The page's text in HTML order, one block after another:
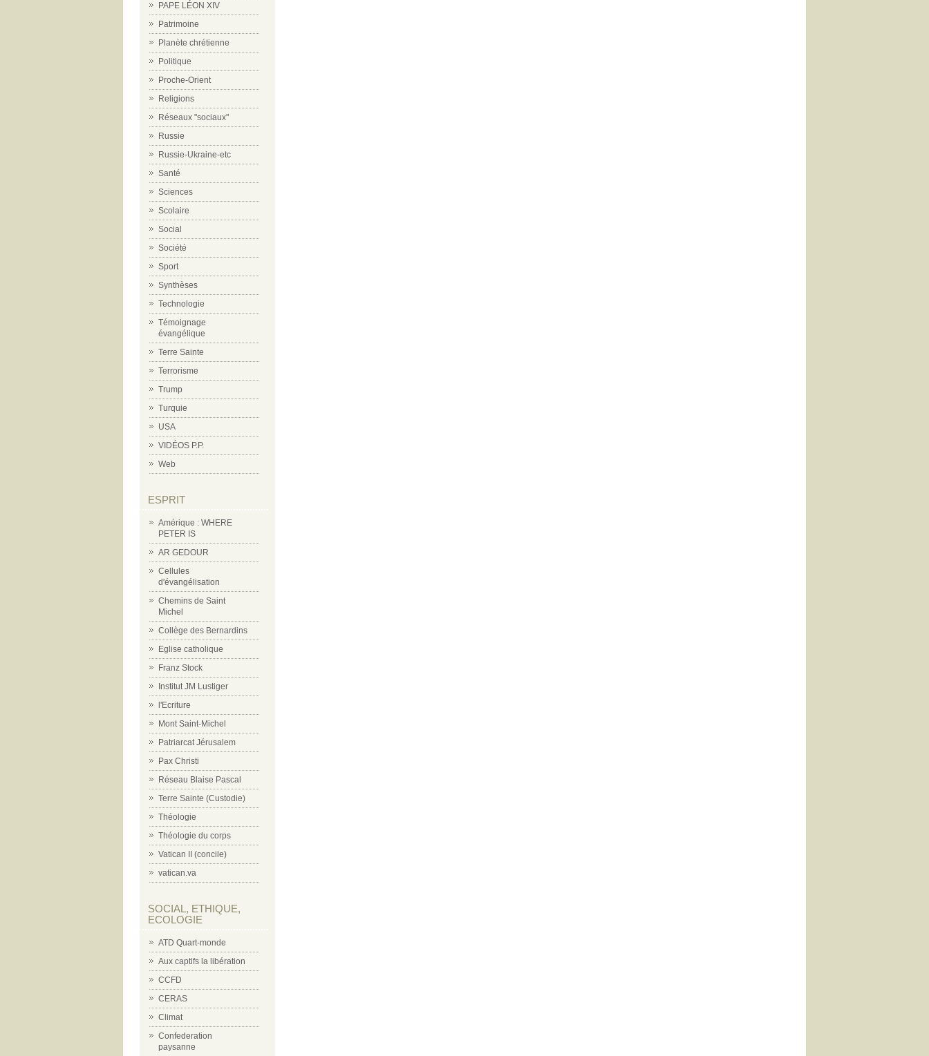
PAPE LÉON XIV
Patrimoine
Planète chrétienne
Politique
Proche-Orient
Religions
Réseaux "sociaux"
Russie
Russie-Ukraine-etc
Santé
Sciences
Scolaire
Social
Société
Sport
Synthèses
Technologie
Témoignage
évangélique
Terre Sainte
Terrorisme
Trump
Turquie
USA
VIDÉOS P.P.
Web
ESPRIT
Amérique : WHERE
PETER IS
AR GEDOUR
Cellules
d'évangélisation
Chemins de Saint
Michel
Collège des Bernardins
Eglise catholique
Franz Stock
Institut JM Lustiger
l'Ecriture
Mont Saint-Michel
Patriarcat Jérusalem
Pax Christi
Réseau Blaise Pascal
Terre Sainte (Custodie)
Théologie
Théologie du corps
Vatican II (concile)
vatican.va
SOCIAL, ETHIQUE,
ECOLOGIE
ATD Quart-monde
Aux captifs la libération
CCFD
CERAS
Climat
Confederation
paysanne